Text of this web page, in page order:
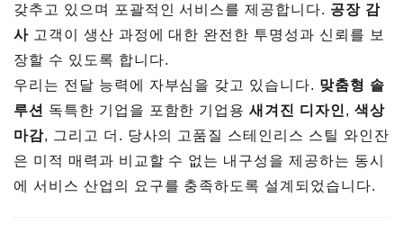
갖추고 있으며 포괄적인 서비스를 제공합니다. 공장 감
사고객이 생산 과정에 대한 완전한 투명성과 신뢰를 보
장할 수 있도록 합니다.
우리는 전달 능력에 자부심을 갖고 있습니다. 맞춤형 솔
루션 독특한 기업을 포함한 기업용새겨진 디자인 , 색상
마감, 그리고 더. 당사의 고품질 스테인리스 스틸 와인잔
은 미적 매력과 비교할 수 없는 내구성을 제공하는 동시
에 서비스 산업의 요구를 충족하도록 설계되었습니다.